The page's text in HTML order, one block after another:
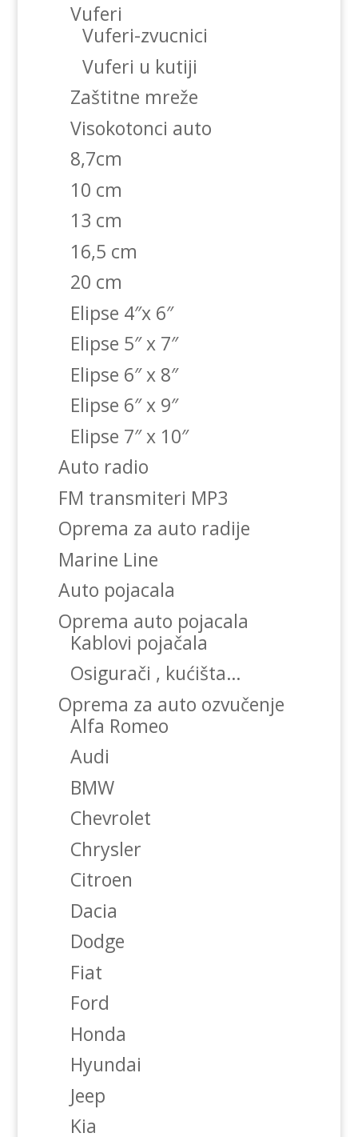
Vuferi
Vuferi-zvucnici
Vuferi u kutiji
Zaštitne mreže
Visokotonci auto
8,7cm
10 cm
13 cm
16,5 cm
20 cm
Elipse 4″x 6″
Elipse 5″ x 7″
Elipse 6″ x 8″
Elipse 6″ x 9″
Elipse 7″ x 10″
Auto radio
FM transmiteri MP3
Oprema za auto radije
Marine Line
Auto pojacala
Oprema auto pojacala
Kablovi pojačala
Osigurači , kućišta…
Oprema za auto ozvučenje
Alfa Romeo
Audi
BMW
Chevrolet
Chrysler
Citroen
Dacia
Dodge
Fiat
Ford
Honda
Hyundai
Jeep
Kia